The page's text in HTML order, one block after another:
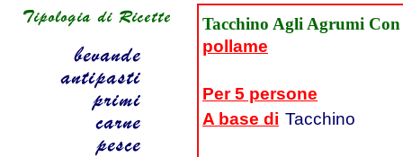
Tacchino Agli Agrumi
pollame
Per 5 persone
A base di Tacchino